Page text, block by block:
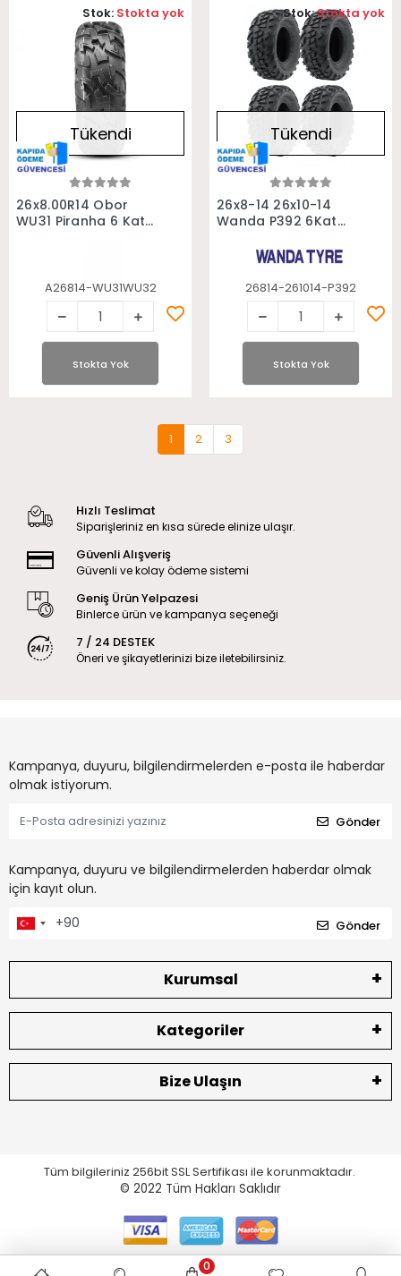
Stokta Yok
Tükendi
26x8.00R14 Obor
WU31 Piranha 6 Kat
A26814-WU31WU32
Stok: Stokta yok
Stokta Yok
Stokta Yok
Tükendi
26x8-14 26x10-14
Wanda P392 6Kat
Utv Lastiği
26814-261014-P392
Stok:Stokta yok
Stokta Yok
1 2 3
Hızlı Teslimat
Siparişleriniz en kısa sürede elinize ulaşır.
Güvenli Alışveriş
Güvenli ve kolay ödeme sistemi
Geniş Ürün Yelpazesi
Binlerce ürün ve kampanya seçeneği
7 / 24 DESTEK
Öneri ve şikayetlerinizi bize iletebilirsiniz.
Kampanya, duyuru, bilgilendirmelerden e-posta ile haberdar
olmak istiyorum.
Gönder
Kampanya, duyuru ve bilgilendirmelerden haberdar olmak
için kayıt olun.
Gönder
Kurumsal
Kategoriler
Bize Ulaşın
Tüm bilgileriniz 256bit SSL Sertifikası ile korunmaktadır.
© 2022 Tüm Hakları Saklıdır
0